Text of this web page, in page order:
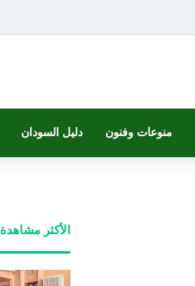
منوعات وفنون دليل السودان
الأكثر مشاهدة